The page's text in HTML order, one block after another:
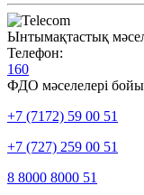
Ынтымақтастық
Телефон:
160
ФДО мәселелері
+7 (7172) 59 00 51
+7 (727) 259 00 51
8 8000 8000 51